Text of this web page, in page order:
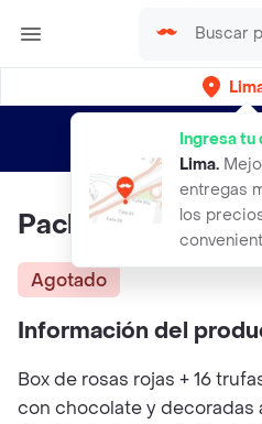
Ingresa tu
Lima.
entregas
los
envíos gratis por
Pack "dulzura
Agotado
Información del
Box de rosas rojas + 16
con chocolate y decoradas